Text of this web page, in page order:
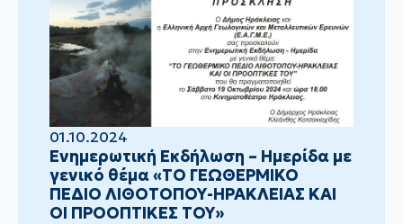
01.10.2024
Ενημερωτική Εκδήλωση – Ημερίδα με
γενικό θέμα «ΤΟ ΓΕΩΘΕΡΜΙΚΟ
ΠΕΔΙΟ ΛΙΘΟΤΟΠΟΥ-ΗΡΑΚΛΕΙΑΣ ΚΑΙ
ΟΙ ΠΡΟΟΠΤΙΚΕΣ ΤΟΥ»